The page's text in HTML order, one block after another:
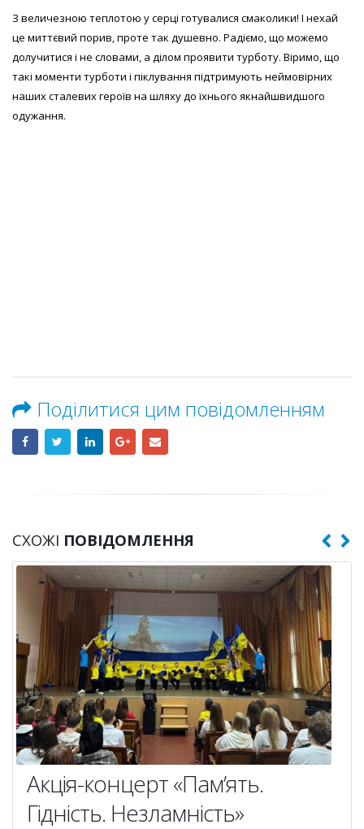
З величезною теплотою у серці готувалися смаколики! І нехай
це миттєвий порив, проте так душевно. Радіємо, що можемо
долучитися і не словами, а ділом проявити турботу. Віримо, що
такі моменти турботи і піклування підтримують неймовірних
наших сталевих героїв на шляху до їхнього якнайшвидшого
одужання.
Поділитися цим повідомленням
СХОЖІ ПОВІДОМЛЕННЯ
Акція-концерт «Памʼять.
Гідність. Незламність»